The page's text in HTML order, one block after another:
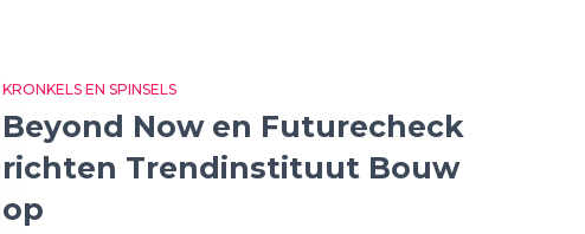
KRONKELS EN SPINSELS
Beyond Now en Futurecheck
richten Trendinstituut Bouw
op